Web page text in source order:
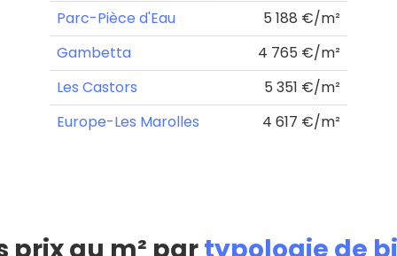
Parc-Pièce d'Eau
5 188 €/m²
Gambetta
4 765 €/m²
Les Castors
5 351 €/m²
Europe-Les Marolles
4 617 €/m²
prix au m² partypologie de